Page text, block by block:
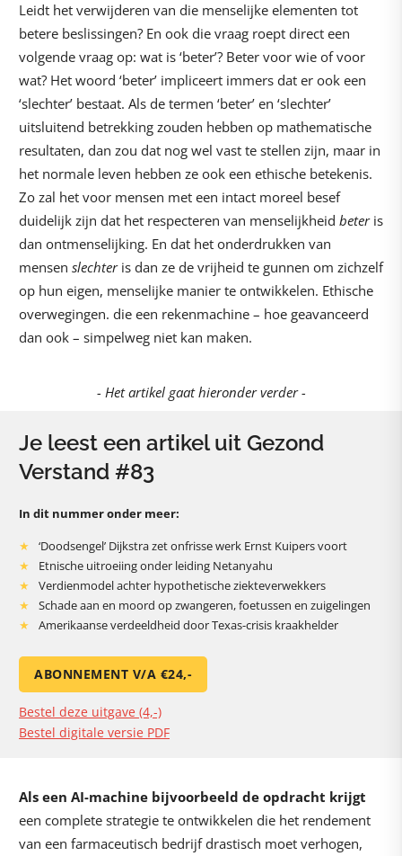
Leidt het verwijderen van die menselijke elementen tot
betere beslissingen? En ook die vraag roept direct een
volgende vraag op: wat is ‘beter’? Beter voor wie of voor
wat? Het woord ‘beter’ impliceert immers dat er ook een
‘slechter’ bestaat. Als de termen ‘beter’ en ‘slechter’
uitsluitend betrekking zouden hebben op mathematische
resultaten, dan zou dat nog wel vast te stellen zijn, maar in
het normale leven hebben ze ook een ethische betekenis.
Zo zal het voor mensen met een intact moreel besef
duidelijk zijn dat het respecteren van menselijkheid beteris
dan ontmenselijking. En dat het onderdrukken van
mensen slechteris dan ze de vrijheid te gunnen om zichzelf
op hun eigen, menselijke manier te ontwikkelen. Ethische
overwegingen. die een rekenmachine – hoe geavanceerd
dan ook – simpelweg niet kan maken.
- Het artikel gaat hieronder verder -
Je leest een artikel uit Gezond
Verstand #83
In dit nummer onder meer:
‘Doodsengel’ Dijkstra zet onfrisse werk Ernst Kuipers voort
Etnische uitroeiing onder leiding Netanyahu
Verdienmodel achter hypothetische ziekteverwekkers
Schade aan en moord op zwangeren, foetussen en zuigelingen
Amerikaanse verdeeldheid door Texas-crisis kraakhelder
ABONNEMENT V/A €24,-
Bestel deze uitgave (4,-)
Bestel digitale versie PDF
Als een AI-machine bijvoorbeeld de opdracht krijgt
een complete strategie te ontwikkelen die het rendement
van een farmaceutisch bedrijf drastisch moet verhogen,